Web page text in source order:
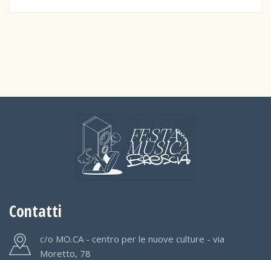
Contatti
c/o MO.CA - centro per le nuove culture - via
Moretto, 78